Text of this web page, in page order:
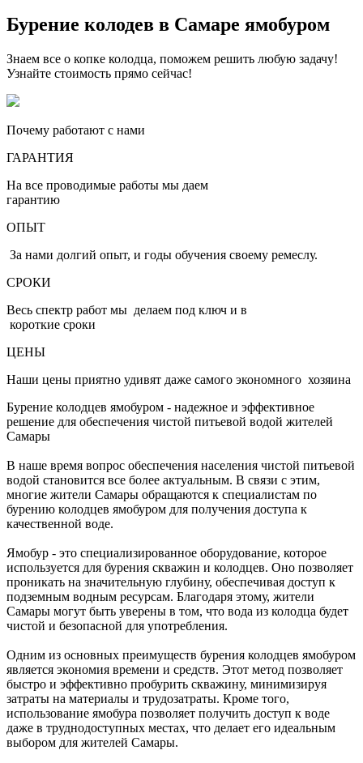
Бурение колодев в Самаре ямобуром
Знаем все о копке колодца, поможем решить любую задачу!
Узнайте стоимость прямо сейчас!
Почему работают с нами
ГАРАНТИЯ
На все проводимые работы мы даем
гарантию
ОПЫТ
За нами долгий опыт, и годы обучения своему ремеслу.
СРОКИ
Весь спектр работ мы делаем под ключ и в
короткие сроки
ЦЕНЫ
Наши цены приятно удивят даже самого экономного хозяина
Бурение колодцев ямобуром - надежное и эффективное
решение для обеспечения чистой питьевой водой жителей
Самары
В наше время вопрос обеспечения населения чистой питьевой
водой становится все более актуальным. В связи с этим,
многие жители Самары обращаются к специалистам по
бурению колодцев ямобуром для получения доступа к
качественной воде.
Ямобур - это специализированное оборудование, которое
используется для бурения скважин и колодцев. Оно позволяет
проникать на значительную глубину, обеспечивая доступ к
подземным водным ресурсам. Благодаря этому, жители
Самары могут быть уверены в том, что вода из колодца будет
чистой и безопасной для употребления.
Одним из основных преимуществ бурения колодцев ямобуром
является экономия времени и средств. Этот метод позволяет
быстро и эффективно пробурить скважину, минимизируя
затраты на материалы и трудозатраты. Кроме того,
использование ямобура позволяет получить доступ к воде
даже в труднодоступных местах, что делает его идеальным
выбором для жителей Самары.